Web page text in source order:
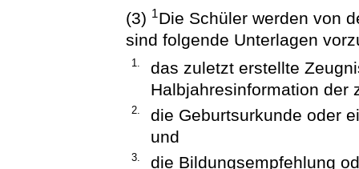
(3) 1Die Schüler werden von
sind folgende Unterlagen
1.
das zuletzt erstellte
Halbjahresinformation der
2.
die Geburtsurkunde oder
und
3. die Bildungsempfehlung